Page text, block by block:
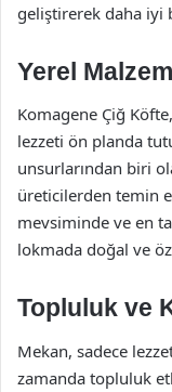
geliştirerek daha iyi
Yerel
Komagene Çiğ
lezzeti ön planda
unsurlarından biri
üreticilerden temin
mevsiminde ve en
lokmada doğal ve
Topluluk ve
Mekan, sadece
zamanda topluluk